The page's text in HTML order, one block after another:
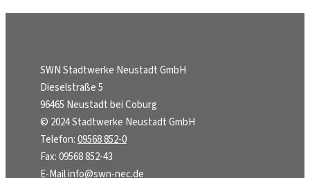
SWN Stadtwerke Neustadt GmbH
Dieselstraße 5
96465 Neustadt bei Coburg
© 2024 Stadtwerke Neustadt GmbH
Telefon:09568 852-0
Fax: 09568 852-43
E-Mailinfo@swn-nec.de